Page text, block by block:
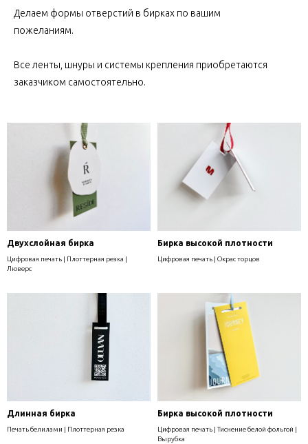
Делаем формы отверстий в бирках по вашим
пожеланиям.
Все ленты, шнуры и системы крепления приобретаются
заказчиком самостоятельно.
Двухслойная бирка
Цифровая печать | Плоттерная резка |
Люверс
Бирка высокой плотности
Цифровая печать | Окрас торцов
Длинная бирка
Печать белилами | Плоттерная резка
Бирка высокой плотности
Цифровая печать | Тиснение белой фольгой |
Вырубка